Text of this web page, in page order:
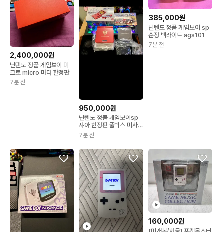
2,400,000원
닌텐도 정품 게임보이 미
크로 micro 마더 한정판
7분 전
950,000원
닌텐도 정품 게임보이sp
샤아 한정판 풀박스 미사
용
7분 전
385,000원
닌텐도 정품 게임보이 sp
순정 백라이트 ags101
7분 전
160,000원